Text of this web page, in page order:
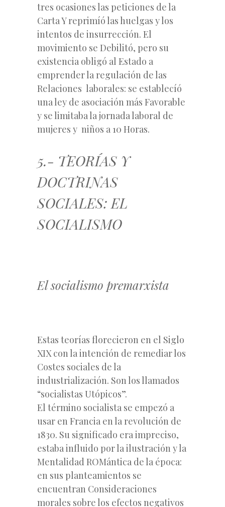
tres ocasiones las peticiones de la
Carta Y reprimíó las huelgas y los
intentos de insurrección. El
movimiento se Debilitó, pero su
existencia obligó al Estado a
emprender la regulación de las
Relaciones laborales: se establecíó
una ley de asociación más Favorable
y se limitaba la jornada laboral de
mujeres y niños a 10 Horas.
5.- TEORÍAS Y
DOCTRINAS
SOCIALES: EL
SOCIALISMO
El socialismo premarxista
Estas teorías florecieron en el Siglo
XIX con la intención de remediar los
Costes sociales de la
industrialización. Son los llamados
“socialistas Utópicos”.
El término socialista se empezó a
usar en Francia en la revolución de
1830. Su significado era impreciso,
estaba influido por la ilustración y la
Mentalidad ROMántica de la época:
en sus planteamientos se
encuentran Consideraciones
morales sobre los efectos negativos